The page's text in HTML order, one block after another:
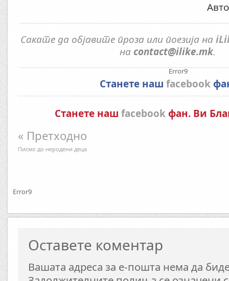
Сакате да објавите проза или поезија на
на contact@ilike.mk.
Станете наш facebook
Станете наш facebookфан. Ви
« Претходно
Писмо до неродени деца
Error9
Error9
Оставете коментар
Вашата адреса за е-пошта нема да